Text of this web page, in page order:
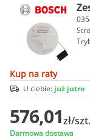
Kup na raty
U ciebie: już jutro
576,01zł/szt.
Darmowa dostawa